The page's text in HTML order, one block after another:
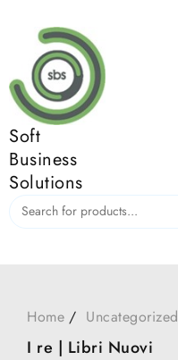
content
Soft
Business
Solutions
Home Uncategorized
I re | Libri Nuovi